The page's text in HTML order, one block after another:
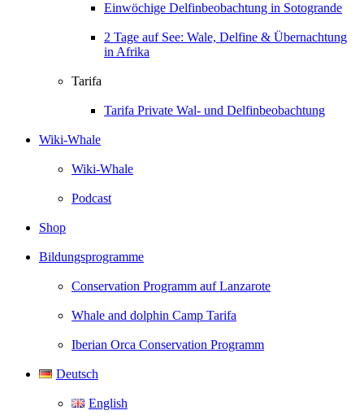
Einwöchige Delfinbeobachtung in Sotogrande
2 Tage auf See: Wale, Delfine & Übernachtung
in Afrika
Tarifa
Tarifa Private Wal- und Delfinbeobachtung
Wiki-Whale
Wiki-Whale
Podcast
Shop
Bildungsprogramme
Conservation Programm auf Lanzarote
Whale and dolphin Camp Tarifa
Iberian Orca Conservation Programm
Deutsch
English